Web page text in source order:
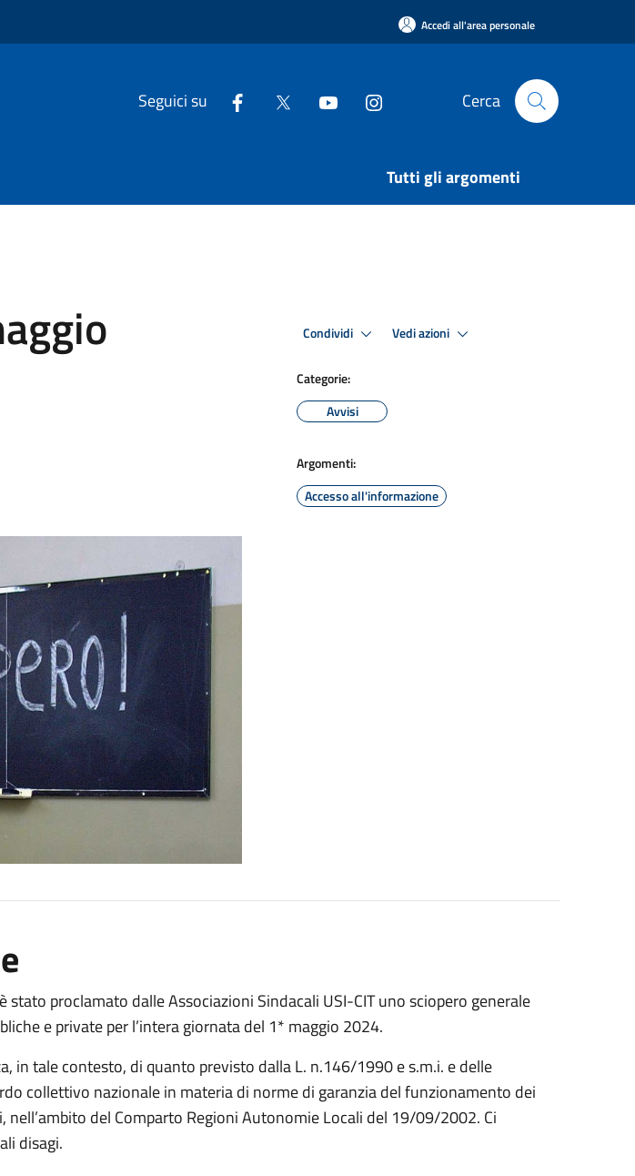
Accedi all'area personale
Seguici su Cerca
Tutti gli argomenti
Condividi Vedi azioni
Categorie:
Avvisi
Argomenti:
Accesso all'informazione
stato proclamato dalle Associazioni Sindacali USI-CIT uno sciopero generale
e private per l’intera giornata del 1* maggio 2024.
in tale contesto, di quanto previsto dalla L. n.146/1990 e s.m.i. e delle
collettivo nazionale in materia di norme di garanzia del funzionamento dei
nell’ambito del Comparto Regioni Autonomie Locali del 19/09/2002. Ci
disagi.